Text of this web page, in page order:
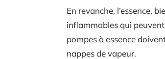
En revanche, l’essence,
inflammables qui
pompes à essence
nappes de vapeur.